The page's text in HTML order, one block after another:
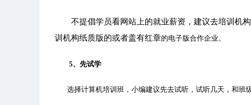
不提倡学员看网站上的就业薪资，建议去培训机构
训机构纸质版的或者盖有红章的电子版合作企业。
5、先试学
选择计算机培训班，小编建议先去试听，试听几天，和班